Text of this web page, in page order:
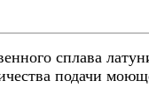
сплава
подачи